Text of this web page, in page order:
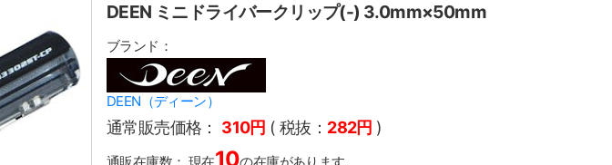
DEEN ミニドライバークリップ(-) 3.0mm×50mm
ブランド：
DEEN（ディーン）
通常販売価格： 310円 ( 税抜： 282円 )
10